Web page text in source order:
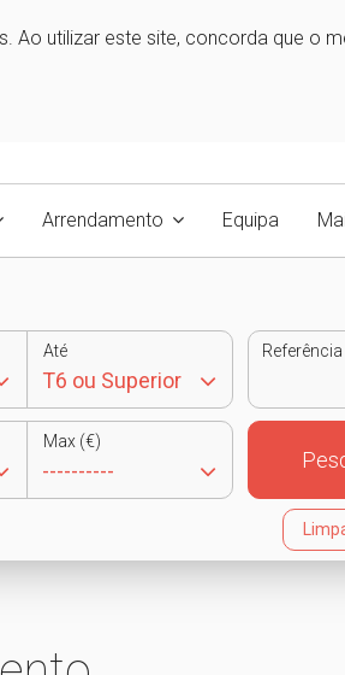
Ao utilizar este site, concorda que o
Arrendamento Equipa
Até Referência
Max (€)